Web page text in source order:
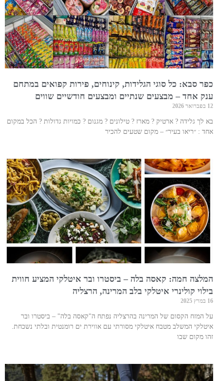
כפר סבא: כל סוגי הגלידות, קינוחים, פירות קפואים במתחם
ענק אחד – מבצעים שנתיים ומבצעים חודשיים שווים
12 בפברואר 2026
בא לך גלידה ? ארטיק ? מארז ? טילונים ? מגנום ? כמויות גדולות ? הכל במקום
אחד : ״ריאו בעיר״ – מקום שטעים להכיר
המלצה חמה: קאסה בלה – ביסטרו ובר איטלקי המציע חווית
בילוי קולינרי איטלקי בלב המרינה, הרצליה
16 במרץ 2025
על המזח הקסום של המרינה בהרצליה נפתח ה"קאסה בלה" – ביסטרו ובר
איטלקי המשלב מטבח איטלקי מסורתי עם אווירת ים רומנטית ובלתי נשכחת.
זהו מקום שבו